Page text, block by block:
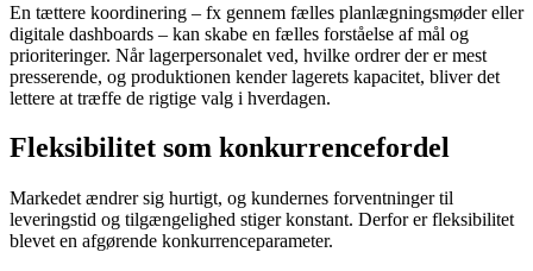
En tættere koordinering – fx gennem fælles planlægningsmøder eller
digitale dashboards – kan skabe en fælles forståelse af mål og
prioriteringer. Når lagerpersonalet ved, hvilke ordrer der er mest
presserende, og produktionen kender lagerets kapacitet, bliver det
lettere at træffe de rigtige valg i hverdagen.
Fleksibilitet som konkurrencefordel
Markedet ændrer sig hurtigt, og kundernes forventninger til
leveringstid og tilgængelighed stiger konstant. Derfor er fleksibilitet
blevet en afgørende konkurrenceparameter.